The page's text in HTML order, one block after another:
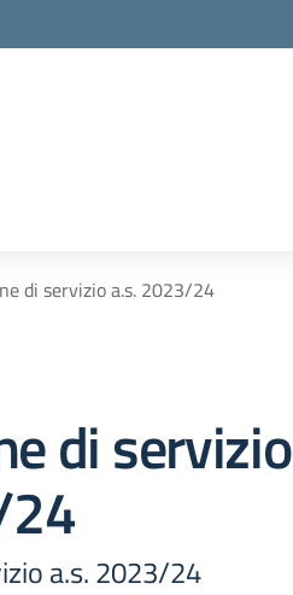
di servizio a.s. 2023/24
di servizio
a.s. 2023/24